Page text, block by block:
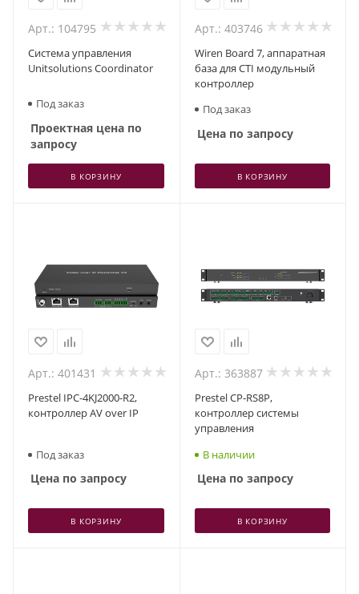
Арт.: 104795
Система управления
Unitsolutions Coordinator
Под заказ
Проектная цена по
запросу
В КОРЗИНУ
Арт.: 403746
Wiren Board 7, аппаратная
база для CTI модульный
контроллер
Под заказ
Цена по запросу
В КОРЗИНУ
Арт.: 401431
Prestel IPC-4KJ2000-R2,
контроллер AV over IP
Под заказ
Цена по запросу
В КОРЗИНУ
Арт.: 363887
Prestel CP-RS8P,
контроллер системы
управления
В наличии
Цена по запросу
В КОРЗИНУ